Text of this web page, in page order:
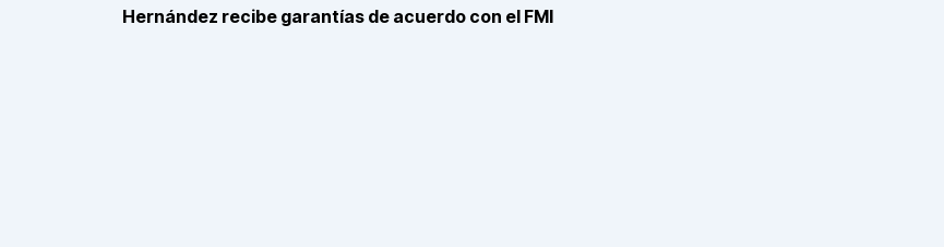
Hernández recibe garantías de acuerdo con el FMI